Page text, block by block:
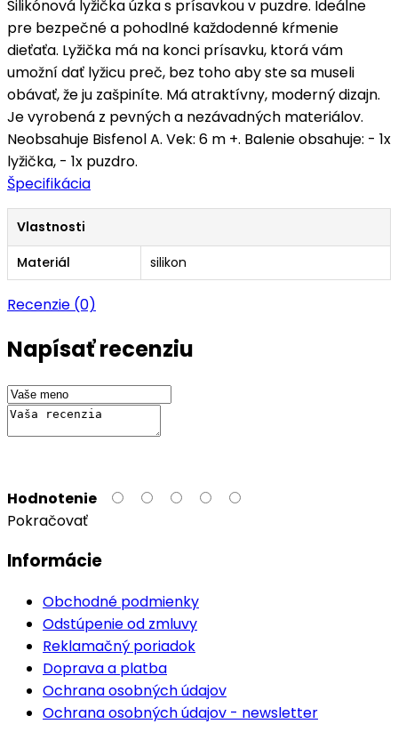
Silikónová lyžička úzka s prísavkou v puzdre. Ideálne
pre bezpečné a pohodlné každodenné kŕmenie
dieťaťa. Lyžička má na konci prísavku, ktorá vám
umožní dať lyžicu preč, bez toho aby ste sa museli
obávať, že ju zašpiníte. Má atraktívny, moderný dizajn.
Je vyrobená z pevných a nezávadných materiálov.
Neobsahuje Bisfenol A. Vek: 6 m +. Balenie obsahuje: - 1x
lyžička, - 1x puzdro.
Špecifikácia
Vlastnosti
Materiál
silikon
Recenzie (0)
Napísať recenziu
Hodnotenie
Pokračovať
Informácie
Obchodné podmienky
Odstúpenie od zmluvy
Reklamačný poriadok
Doprava a platba
Ochrana osobných údajov
Ochrana osobných údajov - newsletter